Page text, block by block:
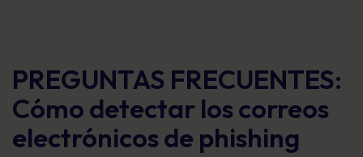
PREGUNTAS FRECUENTES:
Cómo detectar los correos
electrónicos de phishing